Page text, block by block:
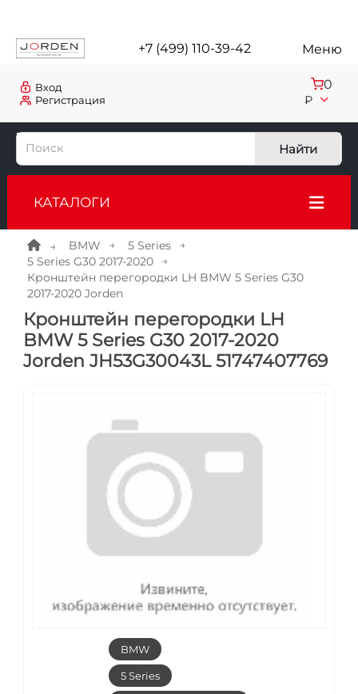
+7 (499) 110-39-42 Меню
Регистрация
Вход 0
₽
Найти
КАТАЛОГИ
BMW
5 Series
5 Series G30 2017-2020
Кронштейн перегородки LH BMW 5 Series G30
2017-2020 Jorden
Кронштейн перегородки LH
BMW 5 Series G30 2017-2020
Jorden JH53G30043L 51747407769
BMW
5 Series